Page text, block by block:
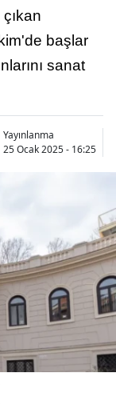
başlar
sanat
Yayınlanma
25 Ocak 2025 - 16:25